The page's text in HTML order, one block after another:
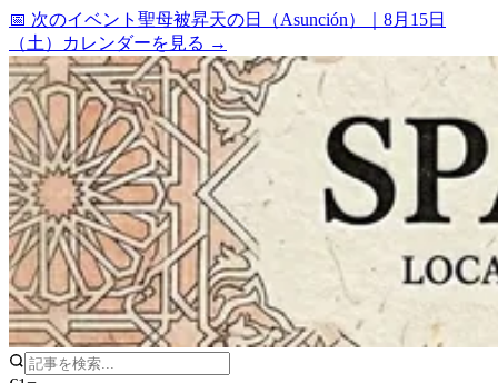
📅 次のイベント 聖母被昇天の日（Asunción）
8月15日
（土）
カレンダーを見る →